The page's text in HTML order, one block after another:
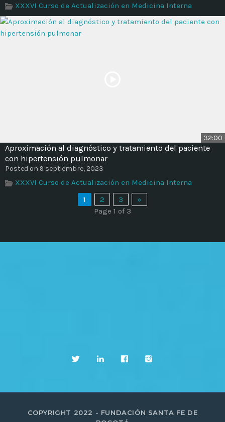
XXXVI Curso de Actualización en Medicina Interna
32:00
Aproximación al diagnóstico y tratamiento del paciente
con hipertensión pulmonar
Posted on 9 septiembre, 2023
XXXVI Curso de Actualización en Medicina Interna
1
2 3
»
Page 1 of 3
COPYRIGHT 2022 - FUNDACIÓN SANTA FE DE